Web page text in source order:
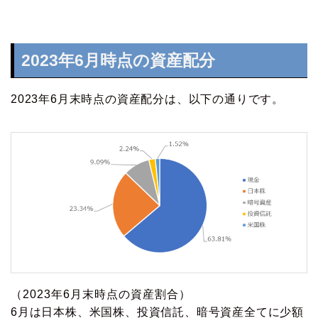
2023年6月時点の資産配分
2023年6月末時点の資産配分は、以下の通りです。
（2023年6月末時点の資産割合）
6月は日本株、米国株、投資信託、暗号資産全てに少額